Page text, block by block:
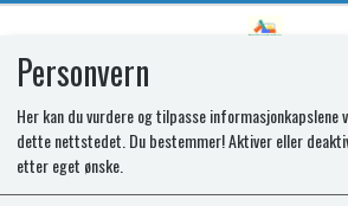
SPARES KIT - PAN
Personvern
Her kan du vurdere og tilpasse informasjonkapslene
dette nettstedet. Du bestemmer! Aktiver eller
etter eget ønske.